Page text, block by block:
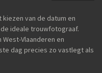
van de datum en
ideale trouwfotograaf.
Vlaanderen en
dag precies zo vastlegt als